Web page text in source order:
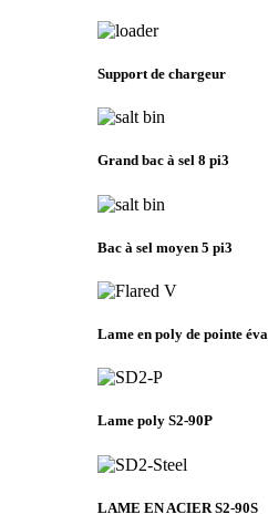
Support de chargeur
Grand bac à sel 8 pi3
Bac à sel moyen 5 pi3
Lame en poly de pointe
Lame poly S2-90P
LAME EN ACIER S2-90S